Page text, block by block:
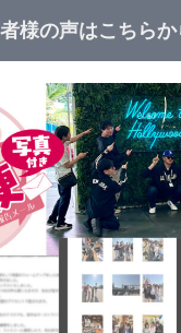
様の声はこちらか